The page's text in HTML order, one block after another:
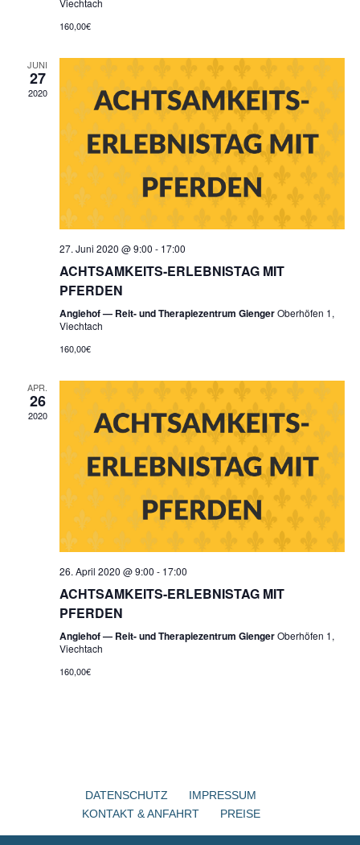
Viechtach
160,00€
JUNI
27
2020
27. Juni 2020 @ 9:00 - 17:00
ACHTSAMKEITS-ERLEBNISTAG MIT
PFERDEN
Angiehof — Reit- und Therapiezentrum GiengerOberhöfen 1,
Viechtach
160,00€
APR.
26
2020
26. April 2020 @ 9:00 - 17:00
ACHTSAMKEITS-ERLEBNISTAG MIT
PFERDEN
Angiehof — Reit- und Therapiezentrum GiengerOberhöfen 1,
Viechtach
160,00€
DATENSCHUTZ
IMPRESSUM
KONTAKT & ANFAHRT
PREISE